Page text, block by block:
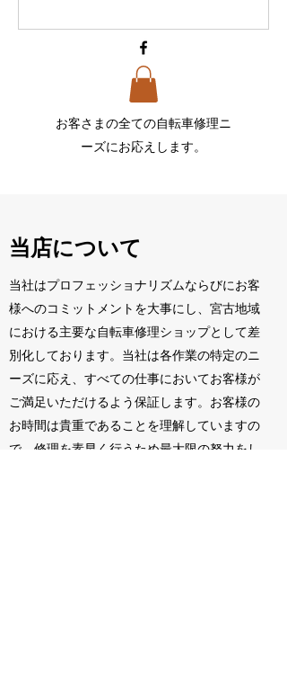
お客さまの全ての自転車修理ニ
ーズにお応えします。
当店について
当社はプロフェッショナリズムならびにお客
様へのコミットメントを大事にし、宮古地域
における主要な自転車修理ショップとして差
別化しております。当社は各作業の特定のニ
ーズに応え、すべての仕事においてお客様が
ご満足いただけるよう保証します。お客様の
お時間は貴重であることを理解していますの
で、修理を素早く行うため最大限の努力をし